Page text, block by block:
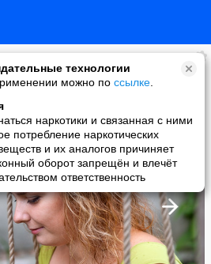
технологии
можно по ссылке
наркотики и связанная с ними
потребление наркотических
и их аналогов причиняет
оборот запрещён и влечёт
ответственность